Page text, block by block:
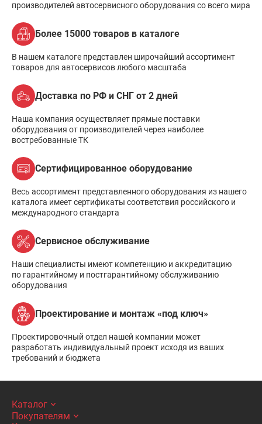
производителей автосервисного оборудования со всего мира
Более 15000 товаров в каталоге
В нашем каталоге представлен широчайший ассортимент
товаров для автосервисов любого масштаба
Доставка по РФ и СНГ от 2 дней
Наша компания осуществляет прямые поставки
оборудования от производителей через наиболее
востребованные ТК
Сертифицированное оборудование
Весь ассортимент представленного оборудования из нашего
каталога имеет сертификаты соответствия российского и
международного стандарта
Сервисное обслуживание
Наши специалисты имеют компетенцию и аккредитацию
по гарантийному и постгарантийному обслуживанию
оборудования
Проектирование и монтаж «под ключ»
Проектировочный отдел нашей компании может
разработать индивидуальный проект исходя из ваших
требований и бюджета
Каталог
Покупателям